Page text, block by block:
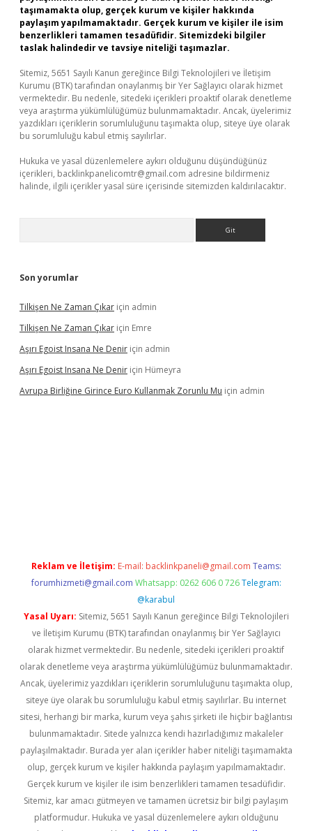
taşımamakta olup, gerçek kurum ve kişiler hakkında
paylaşım yapılmamaktadır. Gerçek kurum ve kişiler ile isim
benzerlikleri tamamen tesadüfidir. Sitemizdeki bilgiler
taslak halindedir ve tavsiye niteliği taşımazlar.
Sitemiz, 5651 Sayılı Kanun gereğince Bilgi Teknolojileri ve İletişim
Kurumu (BTK) tarafından onaylanmış bir Yer Sağlayıcı olarak hizmet
vermektedir. Bu nedenle, sitedeki içerikleri proaktif olarak denetleme
veya araştırma yükümlülüğümüz bulunmamaktadır. Ancak, üyelerimiz
yazdıkları içeriklerin sorumluluğunu taşımakta olup, siteye üye olarak
bu sorumluluğu kabul etmiş sayılırlar.
Hukuka ve yasal düzenlemelere aykırı olduğunu düşündüğünüz
içerikleri, backlinkpanelicomtr@gmail.com adresine bildirmeniz
halinde, ilgili içerikler yasal süre içerisinde sitemizden kaldırılacaktır.
Son yorumlar
Tilkişen Ne Zaman Çıkar için admin
Tilkişen Ne Zaman Çıkar için Emre
Aşırı Egoist Insana Ne Denir için admin
Aşırı Egoist Insana Ne Denir için Hümeyra
Avrupa Birliğine Girince Euro Kullanmak Zorunlu Mu için admin
Reklam ve İletişim: E-mail: backlinkpaneli@gmail.com Teams:
forumhizmeti@gmail.com Whatsapp: 0262 606 0 726 Telegram:
@karabul
Yasal Uyarı: Sitemiz, 5651 Sayılı Kanun gereğince Bilgi Teknolojileri
ve İletişim Kurumu (BTK) tarafından onaylanmış bir Yer Sağlayıcı
olarak hizmet vermektedir. Bu nedenle, sitedeki içerikleri proaktif
olarak denetleme veya araştırma yükümlülüğümüz bulunmamaktadır.
Ancak, üyelerimiz yazdıkları içeriklerin sorumluluğunu taşımakta olup,
siteye üye olarak bu sorumluluğu kabul etmiş sayılırlar. Bu internet
sitesi, herhangi bir marka, kurum veya şahıs şirketi ile hiçbir bağlantısı
bulunmamaktadır. Sitede yalnızca kendi hazırladığımız makaleler
paylaşılmaktadır. Burada yer alan içerikler haber niteliği taşımamakta
olup, gerçek kurum ve kişiler hakkında paylaşım yapılmamaktadır.
Gerçek kurum ve kişiler ile isim benzerlikleri tamamen tesadüfidir.
Sitemiz, kar amacı gütmeyen ve tamamen ücretsiz bir bilgi paylaşım
platformudur. Hukuka ve yasal düzenlemelere aykırı olduğunu